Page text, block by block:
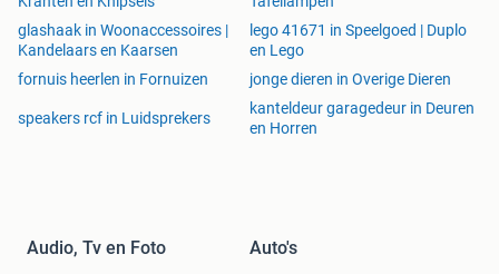
glashaak in Woonaccessoires |
Kandelaars en Kaarsen
lego 41671 in Speelgoed | Duplo
en Lego
fornuis heerlen in Fornuizen
jonge dieren in Overige Dieren
speakers rcf in Luidsprekers
kanteldeur garagedeur in Deuren
en Horren
Audio, Tv en Foto Auto's